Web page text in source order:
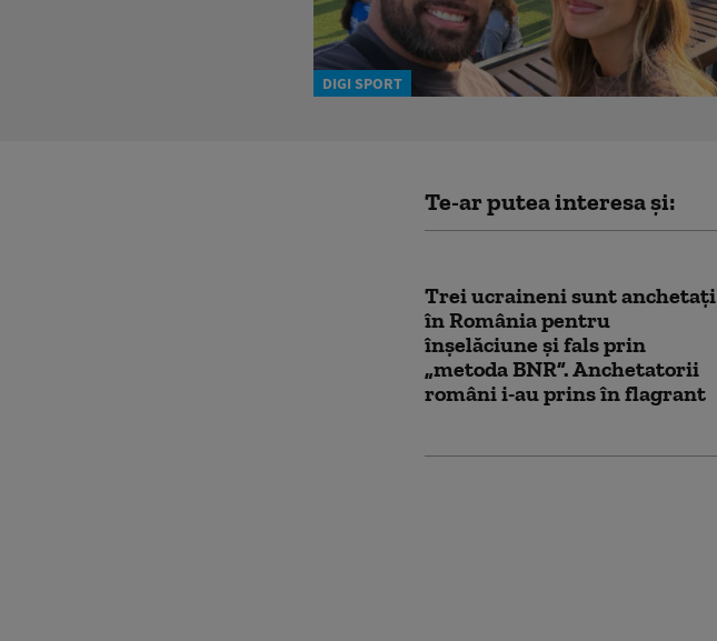
DIGI SPORT
Te-ar putea interesa și:
Trei ucraineni sunt anchetaţi
în România pentru
înşelăciune și fals prin
„metoda BNR”. Anchetatorii
români i-au prins în flagrant